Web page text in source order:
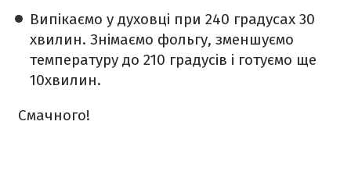
Випікаємо у духовці при 240 градусах 30
хвилин. Знімаємо фольгу, зменшуємо
температуру до 210 градусів і готуємо ще
10хвилин.
Смачного!